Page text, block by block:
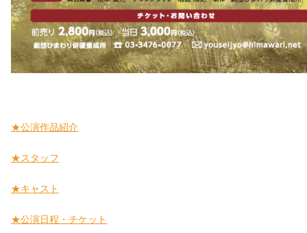
★公演作品紹介
★スタッフ
★キャスト
★公演日程・チケット